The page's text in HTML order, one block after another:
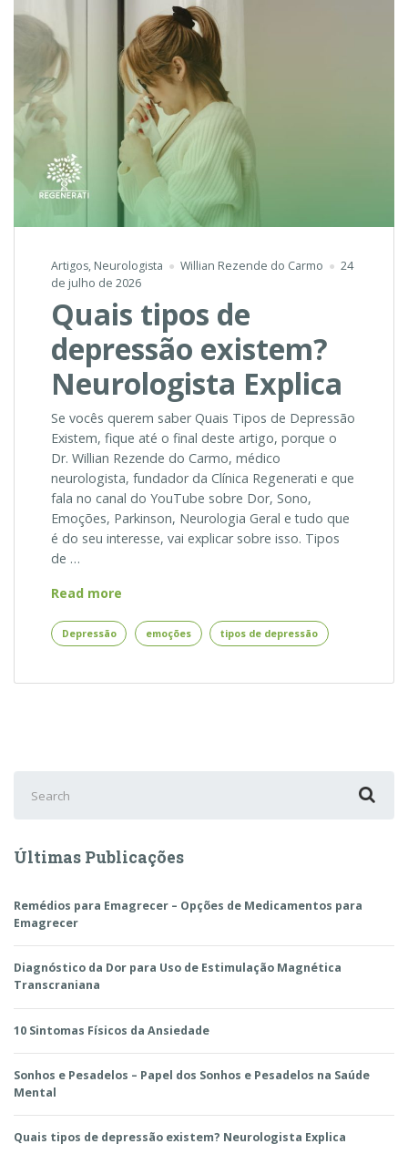
Artigos, Neurologista Willian Rezende do Carmo
24
de julho de 2026
Quais tipos de
depressão existem?
Neurologista Explica
Se vocês querem saber Quais Tipos de Depressão
Existem, fique até o final deste artigo, porque o
Dr. Willian Rezende do Carmo, médico
neurologista, fundador da Clínica Regenerati e que
fala no canal do YouTube sobre Dor, Sono,
Emoções, Parkinson, Neurologia Geral e tudo que
é do seu interesse, vai explicar sobre isso. Tipos
de …
Read more
de
depressão
Depressão emoções tipos de depressão
for:
Últimas Publicações
Remédios para Emagrecer – Opções de Medicamentos para
Emagrecer
Diagnóstico da Dor para Uso de Estimulação Magnética
Transcraniana
10 Sintomas Físicos da Ansiedade
Sonhos e Pesadelos – Papel dos Sonhos e Pesadelos na Saúde
Mental
Quais tipos de depressão existem? Neurologista Explica